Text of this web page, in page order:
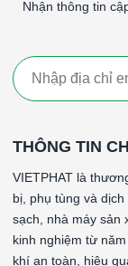
sạch và các
Lọc thô G4 khung
và hệ thống, cũng
Nhận thông tin
THÔNG TIN
VIETPHAT là
bị, phụ tùng và
sạch, nhà máy sản
kinh nghiệm từ
khí an toàn, hiệu